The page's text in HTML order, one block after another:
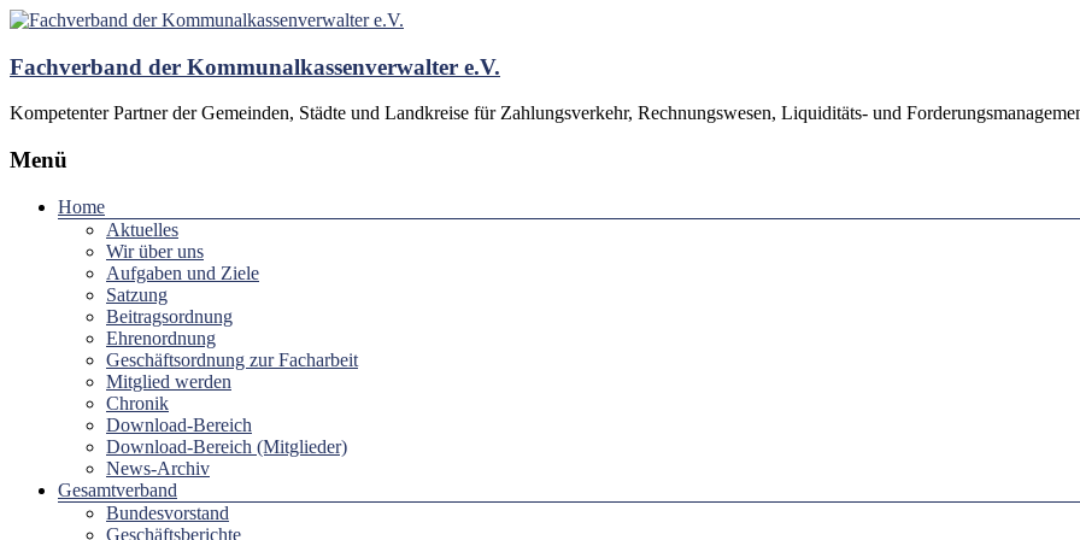
Fachverband der Kommunalkassenverwalter e.V.
Kompetenter Partner der Gemeinden, Städte und Landkreise für Zahlungsverkehr, Rechnungswesen, Liquiditäts- und
Menü
Home
Aktuelles
Wir über uns
Aufgaben und Ziele
Satzung
Beitragsordnung
Ehrenordnung
Geschäftsordnung zur Facharbeit
Mitglied werden
Chronik
Download-Bereich
Download-Bereich (Mitglieder)
News-Archiv
Gesamtverband
Bundesvorstand
Geschäftsberichte